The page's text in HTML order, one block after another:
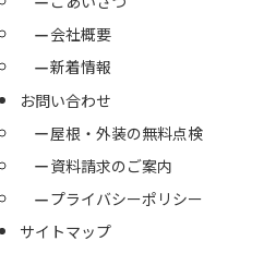
会社概要
新着情報
お問い合わせ
屋根・外装の無料点検
資料請求のご案内
プライバシーポリシー
サイトマップ